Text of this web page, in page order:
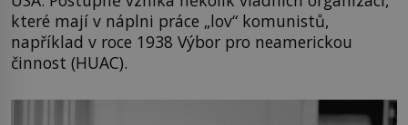
které mají v náplni práce „lov“ komunistů,
například v roce 1938 Výbor pro neamerickou
činnost (HUAC).